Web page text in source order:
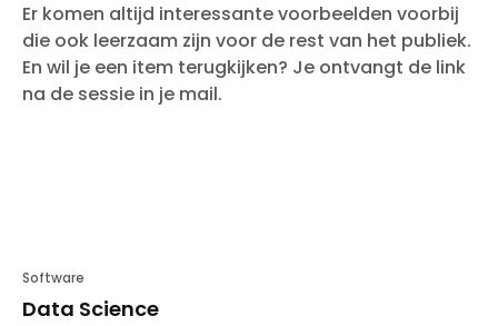
Er komen altijd interessante voorbeelden voorbij
die ook leerzaam zijn voor de rest van het publiek.
En wil je een item terugkijken? Je ontvangt de link
na de sessie in je mail.
Okt.
Software
Data Science